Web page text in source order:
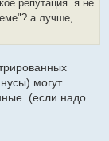
репутация. я не
а лучше,
могут
(если надо